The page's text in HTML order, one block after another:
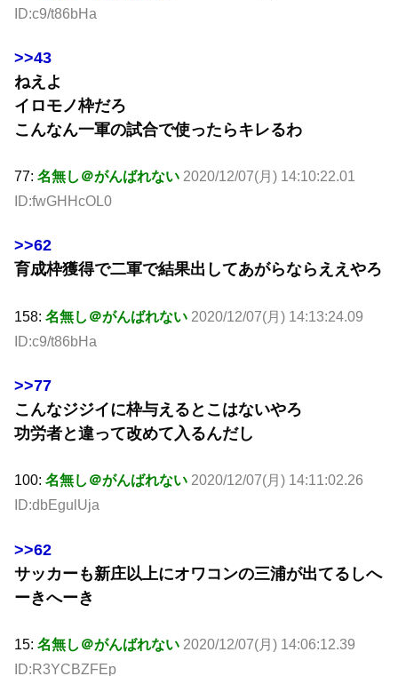
ID:c9/t86bHa
>>43
ねえよ
イロモノ枠だろ
こんなん一軍の試合で使ったらキレるわ
77: 名無し＠がんばれない 2020/12/07(月) 14:10:22.01
ID:fwGHHcOL0
>>62
育成枠獲得で二軍で結果出してあがらならええやろ
158: 名無し＠がんばれない 2020/12/07(月) 14:13:24.09
ID:c9/t86bHa
>>77
こんなジジイに枠与えるとこはないやろ
功労者と違って改めて入るんだし
100: 名無し＠がんばれない 2020/12/07(月) 14:11:02.26
ID:dbEgulUja
>>62
サッカーも新庄以上にオワコンの三浦が出てるしへ
ーきへーき
15: 名無し＠がんばれない 2020/12/07(月) 14:06:12.39
ID:R3YCBZFEp